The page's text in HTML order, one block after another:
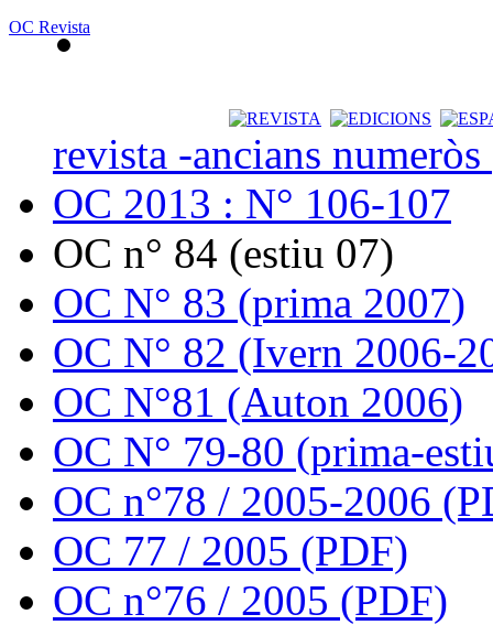
OC Revista
revista -ancians
OC 2013 : N° 106-107
OC n° 84 (estiu 07)
OC N° 83 (prima 2007)
OC N° 82 (Ivern 2006-
OC N°81 (Auton 2006)
OC N° 79-80 (prima-
OC n°78 / 2005-2006
OC 77 / 2005 (PDF)
OC n°76 / 2005 (PDF)